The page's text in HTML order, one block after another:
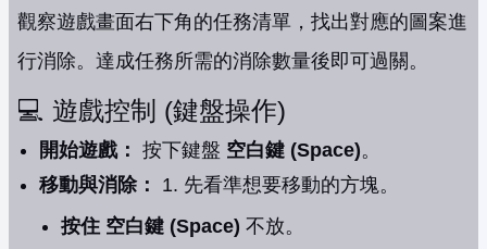
觀察遊戲畫面右下角的任務清單，找出對應的圖案進
行消除。達成任務所需的消除數量後即可過關。
💻 遊戲控制 (鍵盤操作)
開始遊戲： 按下鍵盤 空白鍵 (Space)。
移動與消除：
1. 先看準想要移動的方塊。
按住 空白鍵 (Space) 不放。